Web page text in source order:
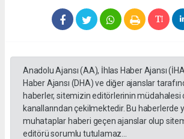
Anadolu Ajansı (AA), İhlas Haber Ajansı
Haber Ajansı (DHA) ve diğer ajanslar
haberler, sitemizin editörlerinin müdahalesi
kanallarından çekilmektedir. Bu haberlerde
muhataplar haberi geçen ajanslar olup
editörü sorumlu tutulamaz...